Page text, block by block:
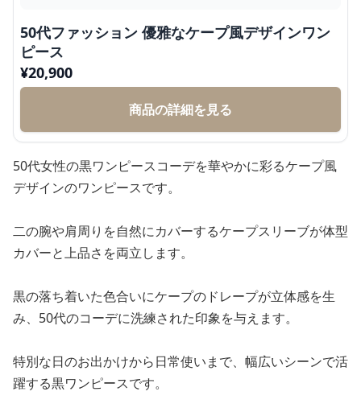
50代ファッション 優雅なケープ風デザインワン
ピース
¥20,900
商品の詳細を見る
50代女性の黒ワンピースコーデを華やかに彩るケープ風
デザインのワンピースです。
二の腕や肩周りを自然にカバーするケープスリーブが体型
カバーと上品さを両立します。
黒の落ち着いた色合いにケープのドレープが立体感を生
み、50代のコーデに洗練された印象を与えます。
特別な日のお出かけから日常使いまで、幅広いシーンで活
躍する黒ワンピースです。